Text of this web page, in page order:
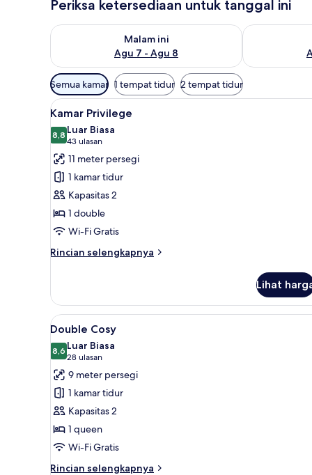
Periksa ketersediaan untuk tanggal ini
Malam ini
Agu 7 - Agu 8
Periksa ketersediaan untuk malam ini Agu 7 - Agu 8
Periksa
Filter
tersedia
untuk
kamar
Semua kamar 1 tempat tidur 2 tempat tidur
Lihat
semua
foto
untuk
Kamar
Privilege
Kamar Privilege |
11
Kamar Privilege
8,88,8 dari 10
Luar Biasa
43 ulasan
(43
ulasan)
11 meter persegi
1 kamar tidur
Kapasitas 2
1 double
Wi-Fi Gratis
Rincian selengkapnya
Rincian
Kamar
Privilege
Lihat
Lihat
semua
foto
untuk
Double
Cosy
Double Cosy | Seprai
5
Double Cosy
8,68,6 dari 10
Luar Biasa
28 ulasan
(28
ulasan)
9 meter persegi
1 kamar tidur
Kapasitas 2
1 queen
Wi-Fi Gratis
Rincian selengkapnya
Rincian